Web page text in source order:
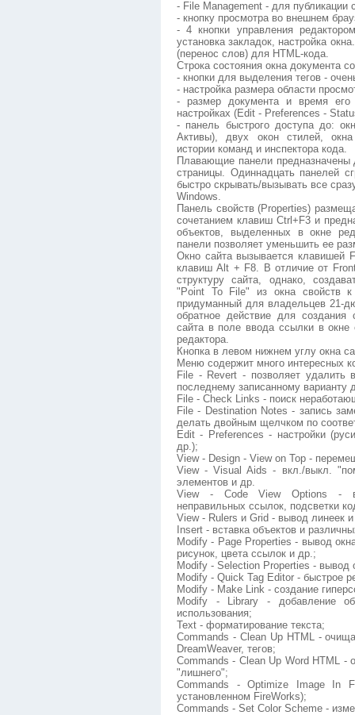
- File Management - для публикации
- кнопку просмотра во внешнем
- 4 кнопки управления
установка закладок, настройка
(перенос слов) для HTML-кода.
Строка состояния окна документа
- кнопки для выделения тегов -
- настройка размера области
- размер документа и время его
настройках (Edit - Preferences -
- панель быстрого доступа до:
Активы), двух окон стилей,
истории команд и инспектора кода.
Плавающие панели
страницы. Одиннадцать панелей
быстро скрывать/вызывать все
Windows.
Панель свойств (Properties)
сочетанием клавиш Ctrl+F3 и
объектов, выделенных в окне
панели позволяет уменьшить ее
Окно сайта вызывается клавишей
клавиш Alt + F8. В отличие от
структуру сайта, однако,
"Point To File" из окна свойств
придуманный для владельцев 21-
обратное действие для
сайта в поле ввода ссылки в окне
редактора.
Кнопка в левом нижнем углу окна
Меню содержит много интересных
File - Revert - позволяет удалить
последнему записанному варианту
File - Check Links - поиск
File - Destination Notes - запись
делать двойным щелчком по
Edit - Preferences - настройки
др.);
View - Design - View on Top -
View - Visual Aids - вкл./выкл.
элементов и др.
View - Code View Options -
неправильных ссылок, подсветки
View - Rulers и Grid - вывод линеек и
Insert - вставка объектов и
Modify - Page Properties - вывод
рисунок, цвета ссылок и др.;
Modify - Selection Properties - вывод
Modify - Quick Tag Editor - быстрое
Modify - Make Link - создание
Modify - Library - добавление
использования;
Text - форматирование текста;
Commands - Clean Up HTML -
DreamWeaver, тегов;
Commands - Clean Up Word HTML -
"лишнего";
Commands - Optimize Image In
установленном FireWorks);
Commands - Set Color Scheme -